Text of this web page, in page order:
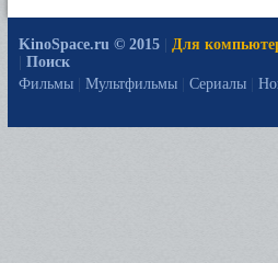
KinoSpace.ru © 2015 Для
Поиск
Фильмы
Мультфильмы Сериалы